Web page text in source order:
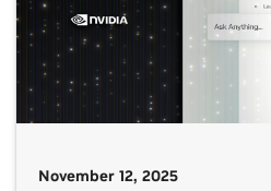
November 12, 2025